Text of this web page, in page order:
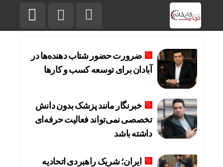
ضرورت حضور شتاب ‌دهنده‌ها در
آبادان برای توسعه کسب‌ و کارها
خبرنگار مانند پزشک بدون دانش
تخصصی نمی‌تواند فعالیت حرفه‌ای
داشته باشد
ایران؛ شریک راهبردی اتحادیه